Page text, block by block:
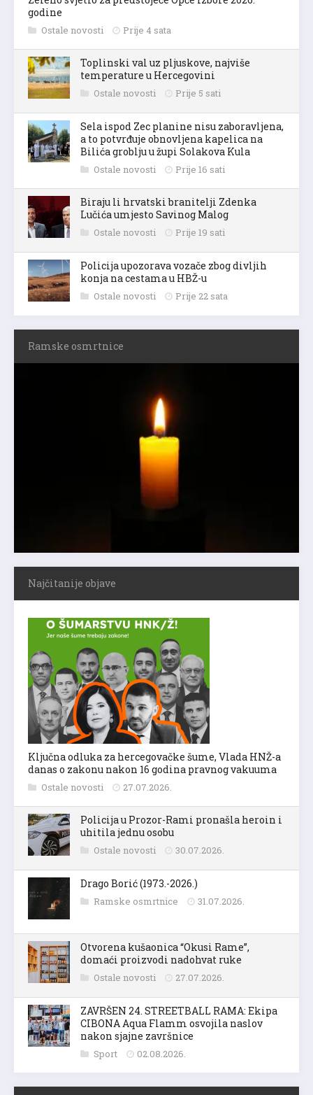
godine
Ostale novosti Prije 4 sata
Toplinski val uz pljuskove, najviše
temperature u Hercegovini
Ostale novosti Prije 5 sati
Sela ispod Zec planine nisu zaboravljena,
a to potvrđuje obnovljena kapelica na
Bilića groblju u župi Solakova Kula
Ostale novosti Prije 16 sati
Biraju li hrvatski branitelji Zdenka
Lučića umjesto Savinog Malog
Ostale novosti Prije 19 sati
Policija upozorava vozače zbog divljih
konja na cestama u HBŽ-u
Ostale novosti Prije 22 sata
Ramske osmrtnice
Najčitanije objave
Ključna odluka za hercegovačke šume, Vlada HNŽ-a
danas o zakonu nakon 16 godina pravnog vakuuma
Ostale novosti 27.07.2026.
Policija u Prozor-Rami pronašla heroin i
uhitila jednu osobu
Ostale novosti 30.07.2026.
Drago Borić (1973.-2026.)
Ramske osmrtnice 31.07.2026.
Otvorena kušaonica “Okusi Rame”,
domaći proizvodi nadohvat ruke
Ostale novosti 27.07.2026.
ZAVRŠEN 24. STREETBALL RAMA: Ekipa
CIBONA Aqua Flamm osvojila naslov
nakon sjajne završnice
Sport 02.08.2026.